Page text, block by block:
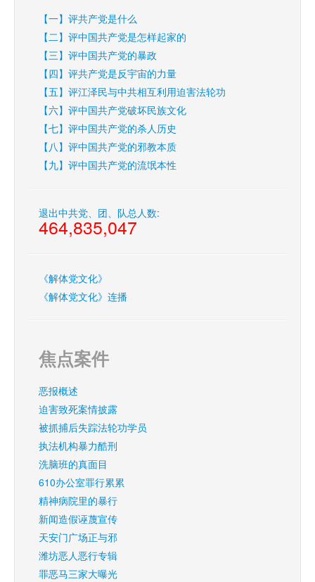
【一】评共产党是什么
【二】评中国共产党是怎样起家的
【三】评中国共产党的暴政
【四】评共产党是反宇宙的力量
【五】评江泽民与中共相互利用迫害法轮功
【六】评中国共产党破坏民族文化
【七】评中国共产党的杀人历史
【八】评中国共产党的邪教本质
【九】评中国共产党的流氓本性
退出中共党、团、队总人数:
464,835,047
《解体党文化》
《解体党文化》连播
焦点案件
恶报概述
迫害致死案情披露
被抓捕后失踪法轮功学员
执法机构暴力酷刑
洗脑班的真面目
610办公室罪行累累
精神病院里的暴行
新闻造假诬蔑宣传
天安门广场正与邪
潍坊恶人恶行专辑
罪恶马三家大曝光